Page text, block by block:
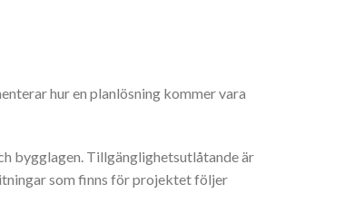
hur en planlösning kommer vara
bygglagen. Tillgänglighetsutlåtande är
som finns för projektet följer